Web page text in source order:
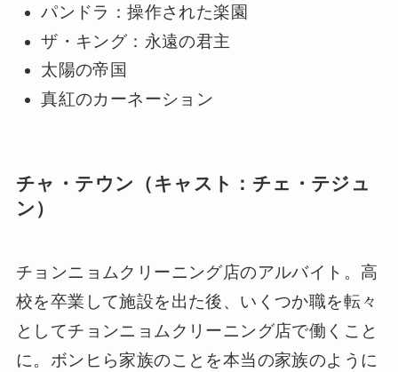
パンドラ：操作された楽園
ザ・キング：永遠の君主
太陽の帝国
真紅のカーネーション
チャ・テウン（キャスト：チェ・テジュ
ン）
チョンニョムクリーニング店のアルバイト。高
校を卒業して施設を出た後、いくつか職を転々
としてチョンニョムクリーニング店で働くこと
に。ボンヒら家族のことを本当の家族のように